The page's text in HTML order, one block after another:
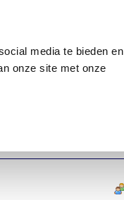
media te bieden en
onze site met onze